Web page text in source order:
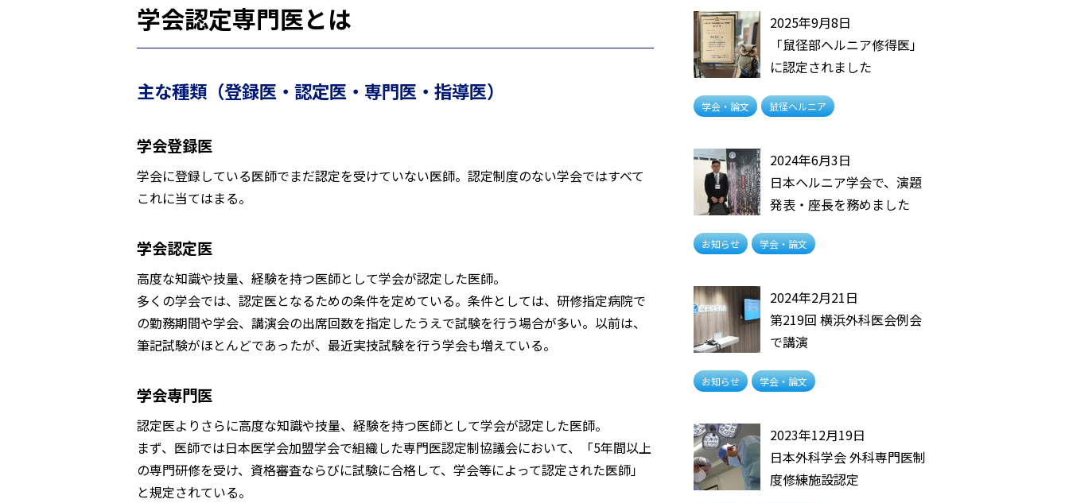
学会認定専門医とは
主な種類（登録医・認定医・専門医・指導医）
学会登録医
学会に登録している医師でまだ認定を受けていない医師。認定制度のない学会ではすべて
これに当てはまる。
学会認定医
高度な知識や技量、経験を持つ医師として学会が認定した医師。
多くの学会では、認定医となるための条件を定めている。条件としては、研修指定病院で
の勤務期間や学会、講演会の出席回数を指定したうえで試験を行う場合が多い。以前は、
筆記試験がほとんどであったが、最近実技試験を行う学会も増えている。
学会専門医
認定医よりさらに高度な知識や技量、経験を持つ医師として学会が認定した医師。
まず、医師では日本医学会加盟学会で組織した専門医認定制協議会において、「5年間以上
の専門研修を受け、資格審査ならびに試験に合格して、学会等によって認定された医師」
と規定されている。
2025年9月8日
「鼠径部ヘルニア修得医」
に認定されました
学会・論文 鼠径ヘルニア
2024年6月3日
日本ヘルニア学会で、演題
発表・座長を務めました
お知らせ 学会・論文
2024年2月21日
第219回 横浜外科医会例会
で講演
お知らせ 学会・論文
2023年12月19日
日本外科学会 外科専門医制
度修練施設認定